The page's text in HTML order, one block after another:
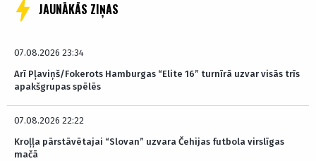
JAUNĀKĀS ZIŅAS
07.08.2026 23:34
Arī Pļaviņš/Fokerots Hamburgas “Elite 16” turnīrā uzvar visās trīs
apakšgrupas spēlēs
07.08.2026 22:22
Kroļļa pārstāvētajai “Slovan” uzvara Čehijas futbola virslīgas
mačā